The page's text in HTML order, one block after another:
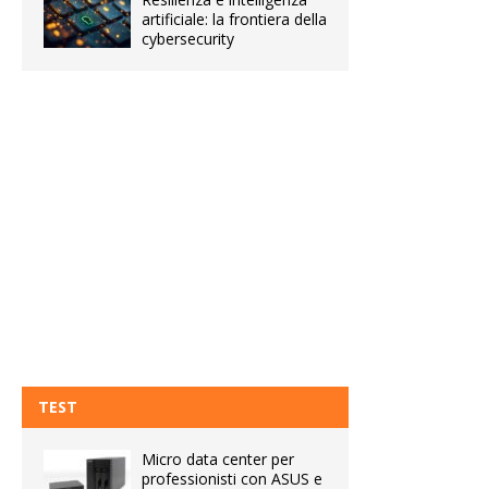
artificiale: la frontiera della
cybersecurity
TEST
Micro data center per
professionisti con ASUS e